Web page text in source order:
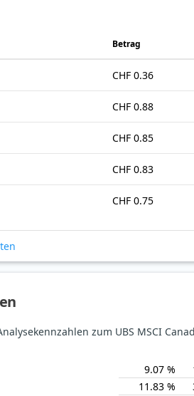
Betrag
CHF 0.36
CHF 0.88
CHF 0.85
CHF 0.83
CHF 0.75
zum UBS MSCI
9.07 %
11.83 %